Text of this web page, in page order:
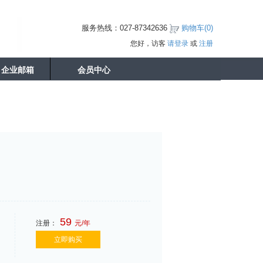
服务热线：027-87342636 购物车(0)
您好，访客 请登录或 注册
企业邮箱 会员中心
注册： 59 元/年
立即购买